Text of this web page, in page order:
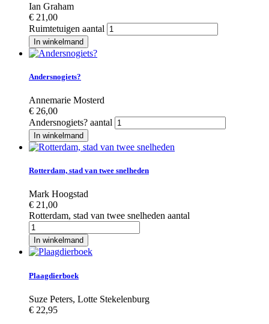
Ian Graham
€ 21,00
Ruimtetuigen aantal
In winkelmand
Andersnogiets?
Annemarie Mosterd
€ 26,00
Andersnogiets? aantal
In winkelmand
Rotterdam, stad van twee snelheden
Mark Hoogstad
€ 21,00
Rotterdam, stad van twee snelheden aantal
In winkelmand
Plaagdierboek
Suze Peters, Lotte Stekelenburg
€ 22,95